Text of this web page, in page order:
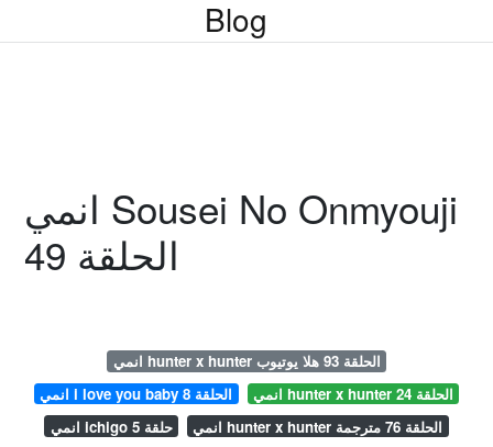
Blog
انمي Sousei No Onmyouji
الحلقة 49
انمي hunter x hunter الحلقة 93 هلا يوتيوب
انمي i love you baby الحلقة 8
انمي hunter x hunter الحلقة 24
انمي ichigo حلقة 5
انمي hunter x hunter الحلقة 76 مترجمة